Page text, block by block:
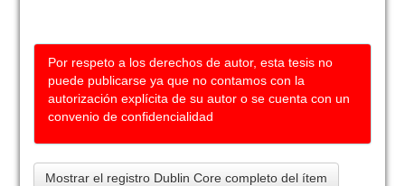
Por respeto a los derechos de autor, esta tesis no
puede publicarse ya que no contamos con la
autorización explícita de su autor o se cuenta con un
convenio de confidencialidad
Mostrar el registro Dublin Core completo del ítem